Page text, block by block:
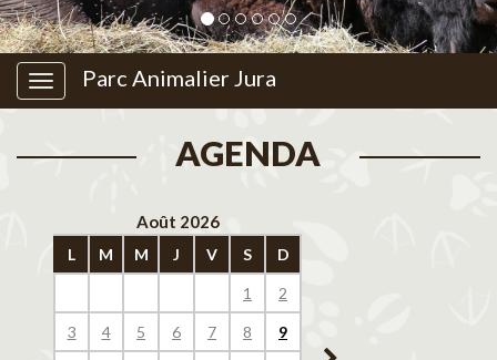
Parc Animalier Jura
AGENDA
Août 2026
L M M J V S D
1 2
3 4 5 6 7 8 9